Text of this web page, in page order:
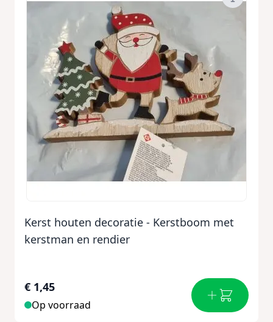
Kerst houten decoratie - Kerstboom met
kerstman en rendier
€ 1,45
Op voorraad